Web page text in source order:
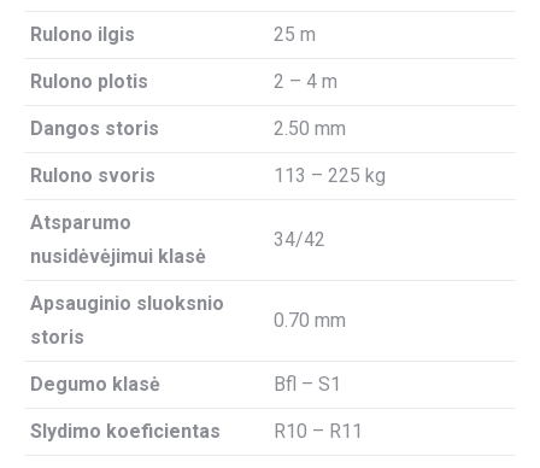
Rulono ilgis 25 m
Rulono plotis 2 – 4 m
Dangos storis 2.50 mm
Rulono svoris 113 – 225 kg
Atsparumo
nusidėvėjimui klasė
34/42
Apsauginio sluoksnio
storis
0.70 mm
Degumo klasė Bfl – S1
Slydimo koeficientas R10 – R11